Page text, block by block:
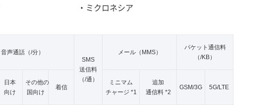
・ミクロネシア